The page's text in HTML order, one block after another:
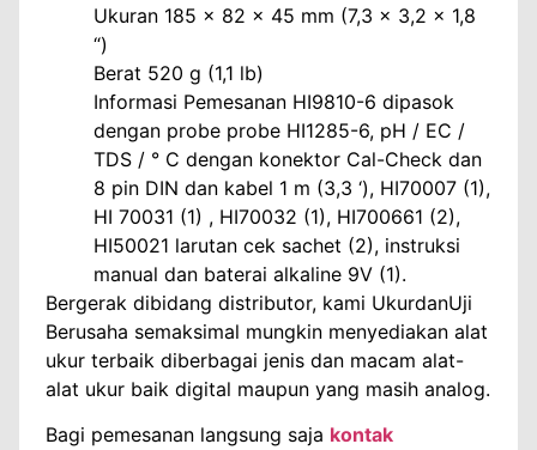
Ukuran 185 x 82 x 45 mm (7,3 x 3,2 x 1,8
“)
Berat 520 g (1,1 lb)
Informasi Pemesanan HI9810-6 dipasok
dengan probe probe HI1285-6, pH / EC /
TDS / ° C dengan konektor Cal-Check dan
8 pin DIN dan kabel 1 m (3,3 ‘), HI70007 (1),
HI 70031 (1) , HI70032 (1), HI700661 (2),
HI50021 larutan cek sachet (2), instruksi
manual dan baterai alkaline 9V (1).
Bergerak dibidang distributor, kami UkurdanUji
Berusaha semaksimal mungkin menyediakan alat
ukur terbaik diberbagai jenis dan macam alat-
alat ukur baik digital maupun yang masih analog.
Bagi pemesanan langsung saja kontak